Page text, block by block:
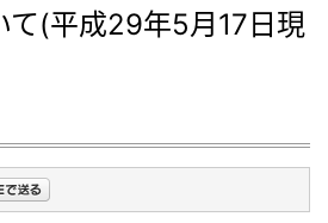
て(平成29年5月17日現